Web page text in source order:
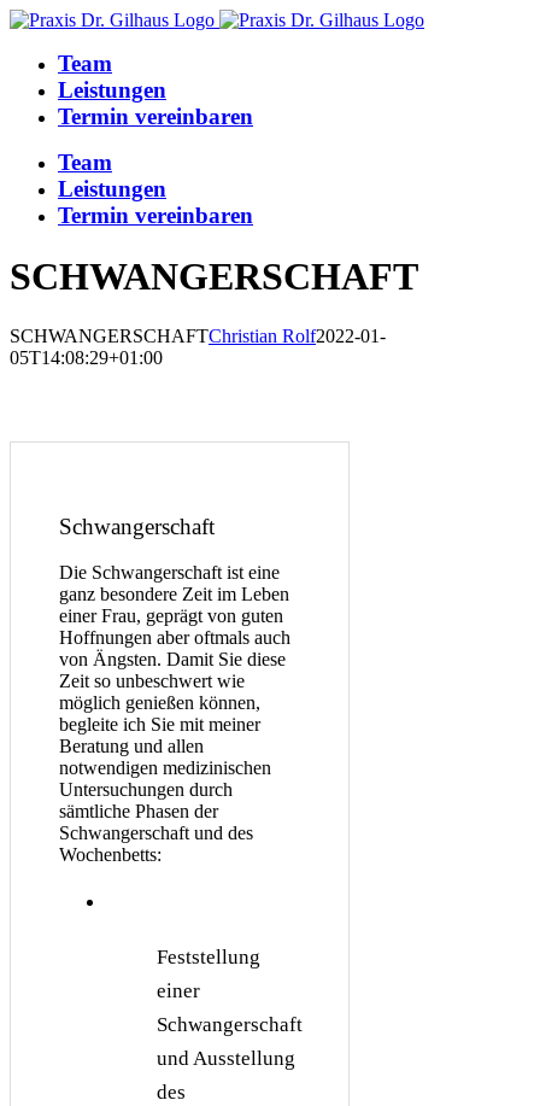
Zum
springenTeam
Leistungen
Termin vereinbaren
Team
Leistungen
Termin vereinbaren
SCHWANGERSCHAFT
SCHWANGERSCHAFTChristian Rolf2022-01-
05T14:08:29+01:00
Schwangerschaft
Die Schwangerschaft ist eine
ganz besondere Zeit im Leben
einer Frau, geprägt von guten
Hoffnungen aber oftmals auch
von Ängsten. Damit Sie diese
Zeit so unbeschwert wie
möglich genießen können,
begleite ich Sie mit meiner
Beratung und allen
notwendigen medizinischen
Untersuchungen durch
sämtliche Phasen der
Schwangerschaft und des
Wochenbetts:
Feststellung
einer
Schwangerschaft
und Ausstellung
des